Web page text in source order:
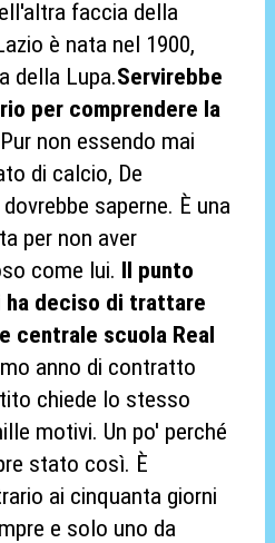
faccia della
è nata nel 1900,
della Lupa.Servirebbe
per comprendere la
Pur non essendo mai
di calcio, De
saperne. È una
per non aver
come lui. Il punto
ha deciso di trattare
centrale scuola Real
anno di contratto
chiede lo stesso
motivi. Un po' perché
stato così. È
ai cinquanta giorni
e solo uno da